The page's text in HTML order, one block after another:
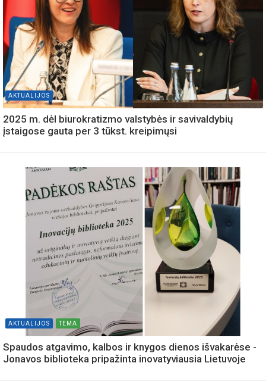
AKTUALIJOS
2025 m. dėl biurokratizmo valstybės ir savivaldybių
įstaigose gauta per 3 tūkst. kreipimųsi
AKTUALIJOS TEMA
Spaudos atgavimo, kalbos ir knygos dienos išvakarėse -
Jonavos biblioteka pripažinta inovatyviausia Lietuvoje